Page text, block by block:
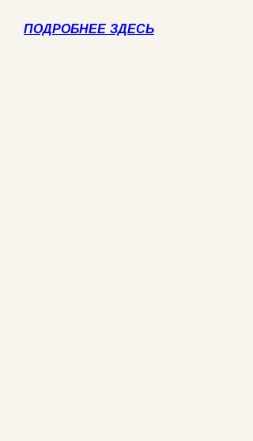
ПОДРОБНЕЕ ЗДЕСЬ